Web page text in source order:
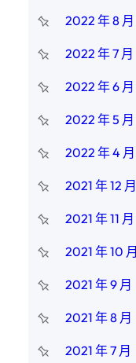
2022 年 8 月
2022 年 7 月
2022 年 6 月
2022 年 5 月
2022 年 4 月
2021 年 12 月
2021 年 11 月
2021 年 10 月
2021 年 9 月
2021 年 8 月
2021 年 7 月